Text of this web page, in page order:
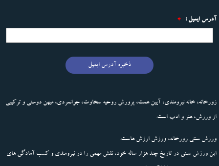
آدرس ایمیل : *
ذخیره آدرس ایمیل
زورخانه، خانه نیرومندی، آیین همت، پرورش روحیه سخاوت، جوانمردی، میهن دوستی و ترکیبی
از ورزش، هنر و ادب است.
ورزش سنتی زورخانه، ورزش ارزش هاست.
این ورزش سنتی در تاریخ چند هزار ساله خود، نقش مهمی را در نیرومندی و کسب آمادگی های